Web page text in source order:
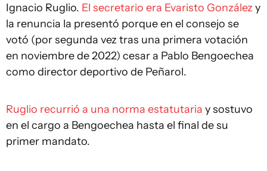
Ignacio Ruglio. El secretario era Evaristo González y
la renuncia la presentó porque en el consejo se
votó (por segunda vez tras una primera votación
en noviembre de 2022) cesar a Pablo Bengoechea
como director deportivo de Peñarol.
Ruglio recurrió a una norma estatutaria y sostuvo
en el cargo a Bengoechea hasta el final de su
primer mandato.